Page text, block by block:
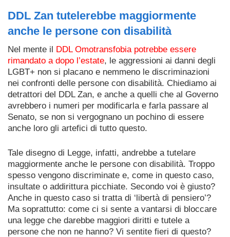
DDL Zan tutelerebbe maggiormente
anche le persone con disabilità
Nel mente il
DDL Omotransfobia potrebbe essere
rimandato a dopo l’estate, le aggressioni ai danni degli
LGBT+ non si placano e nemmeno le discriminazioni
nei confronti delle persone con disabilità. Chiediamo ai
detrattori del DDL Zan, e anche a quelli che al Governo
avrebbero i numeri per modificarla e farla passare al
Senato, se non si vergognano un pochino di essere
anche loro gli artefici di tutto questo.
Tale disegno di Legge, infatti, andrebbe a tutelare
maggiormente anche le persone con disabilità. Troppo
spesso vengono discriminate e, come in questo caso,
insultate o addirittura picchiate. Secondo voi è giusto?
Anche in questo caso si tratta di ‘libertà di pensiero’?
Ma soprattutto: come ci si sente a vantarsi di bloccare
una legge che darebbe maggiori diritti e tutele a
persone che non ne hanno? Vi sentite fieri di questo?